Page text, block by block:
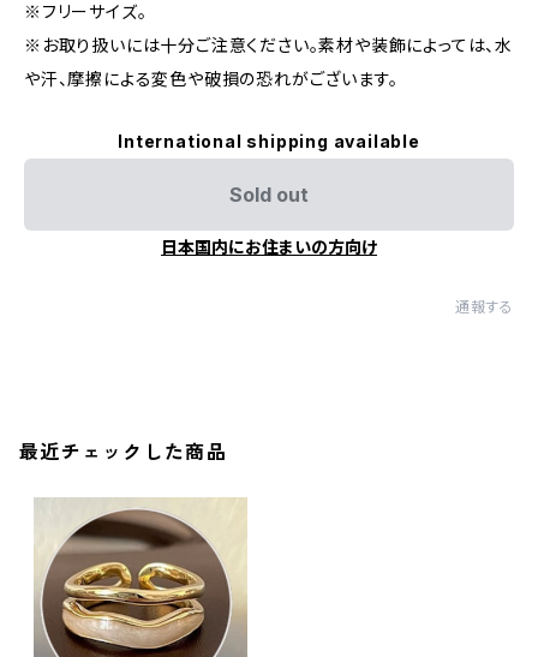
※フリーサイズ。
※お取り扱いには十分ご注意ください。素材や装飾によっては、水
や汗、摩擦による変色や破損の恐れがございます。
International shipping available
Sold out
日本国内にお住まいの方向け
通報する
最近チェックした商品